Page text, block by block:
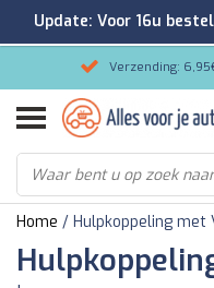
Verzending:
9.2/10
Home / Hulpkoppeling met
Update: Voor 16u